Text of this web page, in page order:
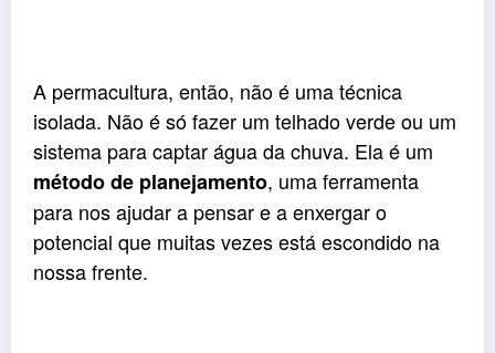
A permacultura, então, não é uma técnica
isolada. Não é só fazer um telhado verde ou um
sistema para captar água da chuva. Ela é um
método de planejamento, uma ferramenta
para nos ajudar a pensar e a enxergar o
potencial que muitas vezes está escondido na
nossa frente.